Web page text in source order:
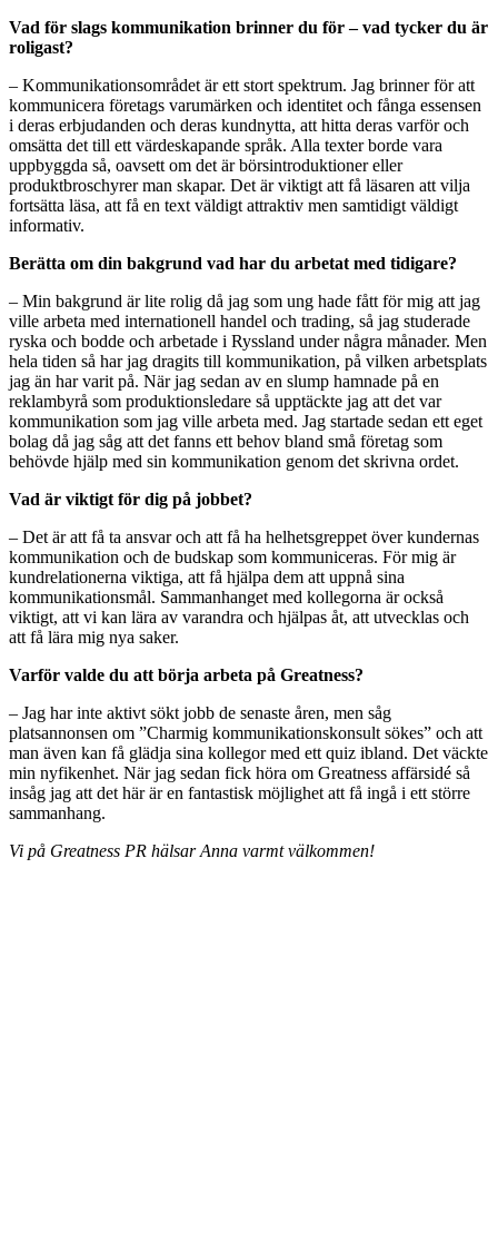
Vad för slags kommunikation brinner du för – vad tycker du är
roligast?
– Kommunikationsområdet är ett stort spektrum. Jag brinner för att
kommunicera företags varumärken och identitet och fånga essensen
i deras erbjudanden och deras kundnytta, att hitta deras varför och
omsätta det till ett värdeskapande språk. Alla texter borde vara
uppbyggda så, oavsett om det är börsintroduktioner eller
produktbroschyrer man skapar. Det är viktigt att få läsaren att vilja
fortsätta läsa, att få en text väldigt attraktiv men samtidigt väldigt
informativ.
Berätta om din bakgrund vad har du arbetat med tidigare?
– Min bakgrund är lite rolig då jag som ung hade fått för mig att jag
ville arbeta med internationell handel och trading, så jag studerade
ryska och bodde och arbetade i Ryssland under några månader. Men
hela tiden så har jag dragits till kommunikation, på vilken arbetsplats
jag än har varit på. När jag sedan av en slump hamnade på en
reklambyrå som produktionsledare så upptäckte jag att det var
kommunikation som jag ville arbeta med. Jag startade sedan ett eget
bolag då jag såg att det fanns ett behov bland små företag som
behövde hjälp med sin kommunikation genom det skrivna ordet.
Vad är viktigt för dig på jobbet?
– Det är att få ta ansvar och att få ha helhetsgreppet över kundernas
kommunikation och de budskap som kommuniceras. För mig är
kundrelationerna viktiga, att få hjälpa dem att uppnå sina
kommunikationsmål. Sammanhanget med kollegorna är också
viktigt, att vi kan lära av varandra och hjälpas åt, att utvecklas och
att få lära mig nya saker.
Varför valde du att börja arbeta på Greatness?
– Jag har inte aktivt sökt jobb de senaste åren, men såg
platsannonsen om ”Charmig kommunikationskonsult sökes” och att
man även kan få glädja sina kollegor med ett quiz ibland. Det väckte
min nyfikenhet. När jag sedan fick höra om Greatness affärsidé så
insåg jag att det här är en fantastisk möjlighet att få ingå i ett större
sammanhang.
Vi på Greatness PR hälsar Anna varmt välkommen!